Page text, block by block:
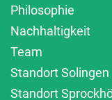
Philosophie
Nachhaltigkeit
Team
Standort Solingen
Standort